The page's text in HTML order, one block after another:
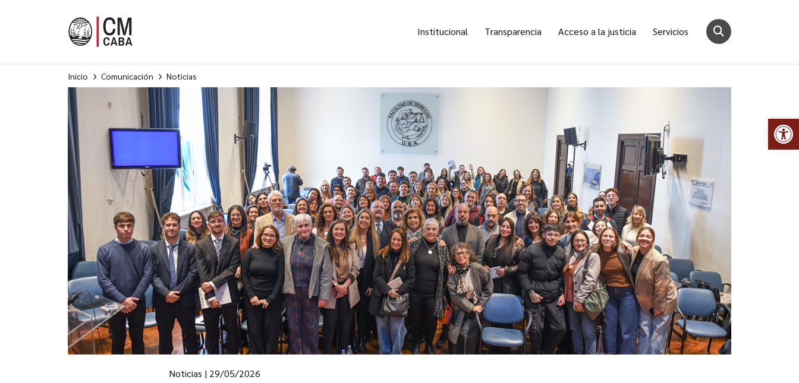
Institucional Transparencia Acceso a la justicia Servicios
Inicio Comunicación Noticias
Noticias | 29/05/2026